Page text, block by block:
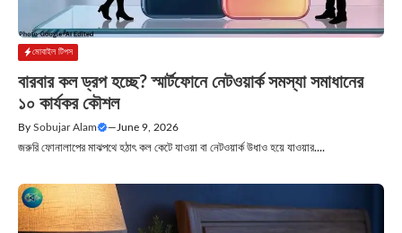
মোবাইল টিপস
বারবার কল ড্রপ হচ্ছে? স্মার্টফোনে নেটওয়ার্ক সমস্যা সমাধানের
১০ কার্যকর কৌশল
By Sobujar Alam — June 9, 2026
জরুরি ফোনালাপের মাঝপথে হঠাৎ কল কেটে যাওয়া বা নেটওয়ার্ক উধাও হয়ে যাওয়ার....